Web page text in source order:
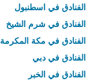
الفنادق في اسطنبول
الفنادق في شرم الشيخ
الفنادق في مكة المكرمة
الفنادق في دبي
الفنادق في الخبر